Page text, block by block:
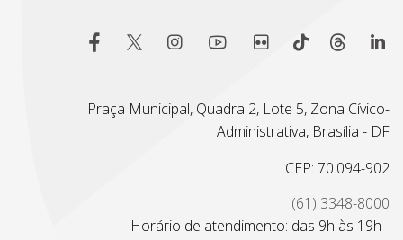
Praça Municipal, Quadra 2, Lote 5, Zona Cívico-
Administrativa, Brasília - DF
CEP: 70.094-902
(61) 3348-8000
Horário de atendimento: das 9h às 19h -